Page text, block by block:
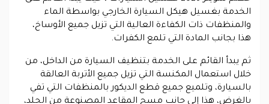
الخدمة بغسيل هيكل السيارة الخارجي بواسطة الماء
والمنظفات ذات الكفاءة العالية التي تزيل جميع الأوساخ،
هذا بجانب المادة التي تلمع الكفرات.
ثم يبدأ القائم على الخدمة بتنظيف السيارة من الداخل، من
خلال استعمال المكنسة التي تزيل جميع الأتربة العالقة
بالسيارة، وتلميع جميع قطع الديكور بالمنظفات التي تفي
بالغرض، هذا إلى جانب مسح المقاعد المصنوعة من الجلد،